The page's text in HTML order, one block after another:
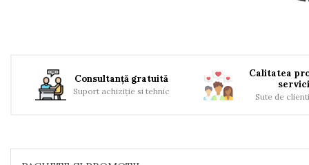
Cos ceramic UNI
COSURI DE FUM CERAMICE
Consultanță gratuită
Suport achiziție si tehnic
Calitatea
Sute de